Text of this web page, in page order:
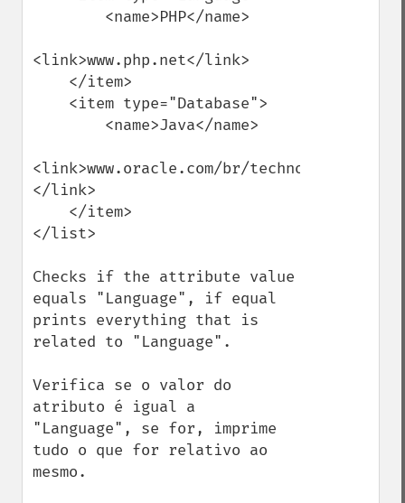
<link>www.php.net</link>
<link>www.oracle.com/br/technologies/
</link>
</list>
Checks if the attribute value
equals "Language", if equal
prints everything that is
related to "Language".
Verifica se o valor do
atributo é igual a
"Language", se for, imprime
tudo o que for relativo ao
mesmo.